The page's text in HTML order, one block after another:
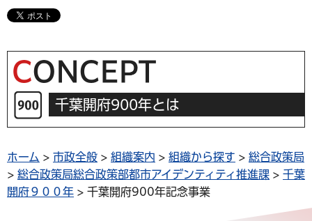
千葉開府900年とは
ホーム > 市政全般 > 組織案内 > 組織から探す > 総合政策局
> 総合政策局総合政策部都市アイデンティティ推進課 > 千葉
開府９００年 > 千葉開府900年記念事業